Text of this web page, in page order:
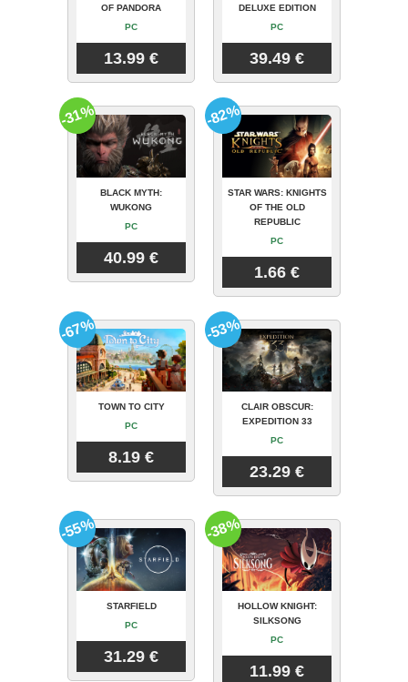
OF PANDORA
PC
13.99 €
DELUXE EDITION
PC
39.49 €
BLACK MYTH:
WUKONG
PC
40.99 €
-31%
STAR WARS: KNIGHTS
OF THE OLD
REPUBLIC
PC
1.66 €
-82%
TOWN TO CITY
PC
8.19 €
-67%
CLAIR OBSCUR:
EXPEDITION 33
PC
23.29 €
-53%
STARFIELD
PC
31.29 €
-55%
HOLLOW KNIGHT:
SILKSONG
PC
11.99 €
-38%